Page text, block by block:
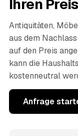
Ihren Preis
Antiquitäten,
aus dem
auf den Preis
kann die
kostenneutral
Anfrage